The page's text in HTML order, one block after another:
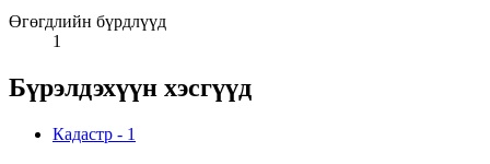
Өгөгдлийн бүрдлүүд
1
Бүрэлдэхүүн хэсгүүд
Кадастр - 1